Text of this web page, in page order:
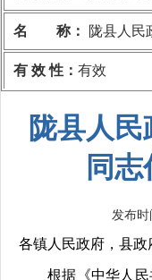
名 称： 陇县人民
有 效 性： 有效
陇县人
同
发布
各镇人民政府，县政
根据《中华人